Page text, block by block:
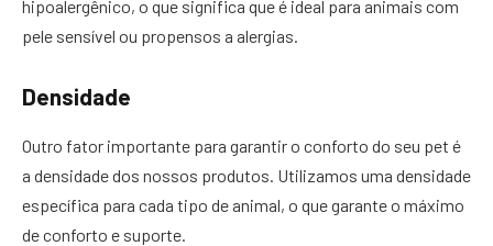
hipoalergênico, o que significa que é ideal para animais com
pele sensível ou propensos a alergias.
Densidade
Outro fator importante para garantir o conforto do seu pet é
a densidade dos nossos produtos. Utilizamos uma densidade
específica para cada tipo de animal, o que garante o máximo
de conforto e suporte.